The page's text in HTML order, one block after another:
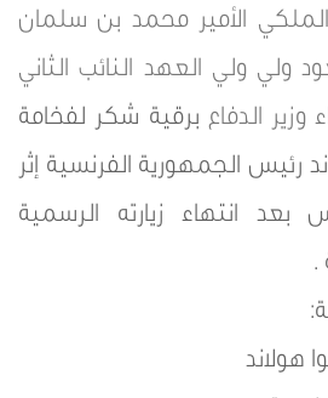
الأمير محمد بن سلمان
ولي ولي العهد النائب الثاني
الدفاع برقية شكر لفخامة
رئيس الجمهورية الفرنسية إثر
بعد انتهاء زيارته الرسمية
.
هولاند